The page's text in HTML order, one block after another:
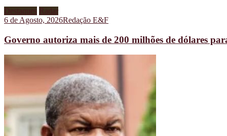
Destaques Radar
6 de Agosto, 2026Redação E&F
Governo autoriza mais de 200 milhões de dólares